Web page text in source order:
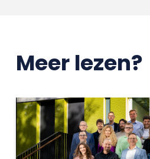
Meer lezen?